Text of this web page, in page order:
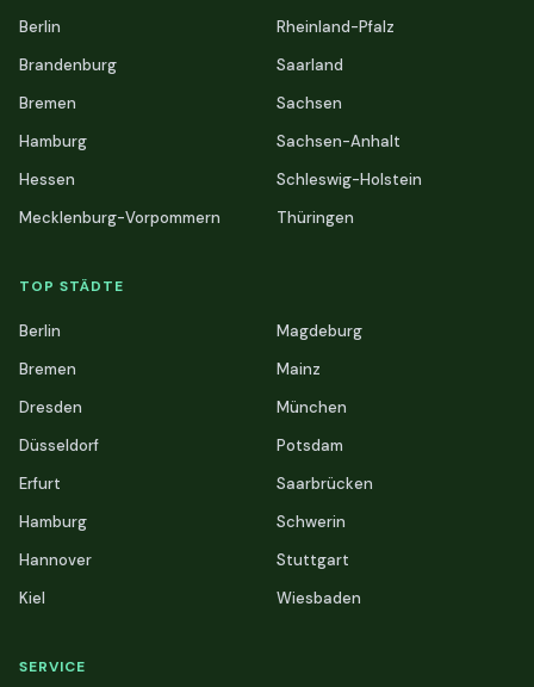
Berlin
Brandenburg
Bremen
Hamburg
Hessen
Mecklenburg-Vorpommern
Rheinland-Pfalz
Saarland
Sachsen
Sachsen-Anhalt
Schleswig-Holstein
Thüringen
TOP STÄDTE
Berlin
Bremen
Dresden
Düsseldorf
Erfurt
Hamburg
Hannover
Kiel
Magdeburg
Mainz
München
Potsdam
Saarbrücken
Schwerin
Stuttgart
Wiesbaden
SERVICE